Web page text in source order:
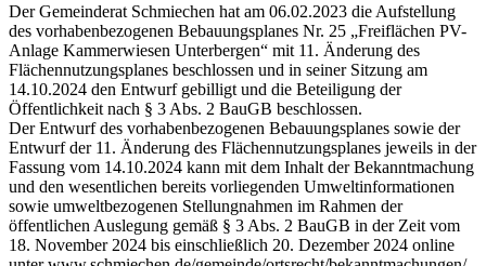
Der Gemeinderat Schmiechen hat am 06.02.2023 die Aufstellung
des vorhabenbezogenen Bebauungsplanes Nr. 25 „Freiflächen PV-
Anlage Kammerwiesen Unterbergen“ mit 11. Änderung des
Flächennutzungsplanes beschlossen und in seiner Sitzung am
14.10.2024 den Entwurf gebilligt und die Beteiligung der
Öffentlichkeit nach § 3 Abs. 2 BauGB beschlossen.
Der Entwurf des vorhabenbezogenen Bebauungsplanes sowie der
Entwurf der 11. Änderung des Flächennutzungsplanes jeweils in der
Fassung vom 14.10.2024 kann mit dem Inhalt der Bekanntmachung
und den wesentlichen bereits vorliegenden Umweltinformationen
sowie umweltbezogenen Stellungnahmen im Rahmen der
öffentlichen Auslegung gemäß § 3 Abs. 2 BauGB in der Zeit vom
18. November 2024 bis einschließlich 20. Dezember 2024 online